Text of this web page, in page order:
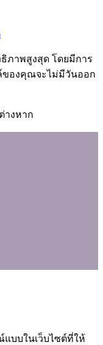
ภาพสูงสุด โดยมีการ
ของคุณจะไม่มีวันออก
างหาก
บบในเว็บไซต์ที่ให้